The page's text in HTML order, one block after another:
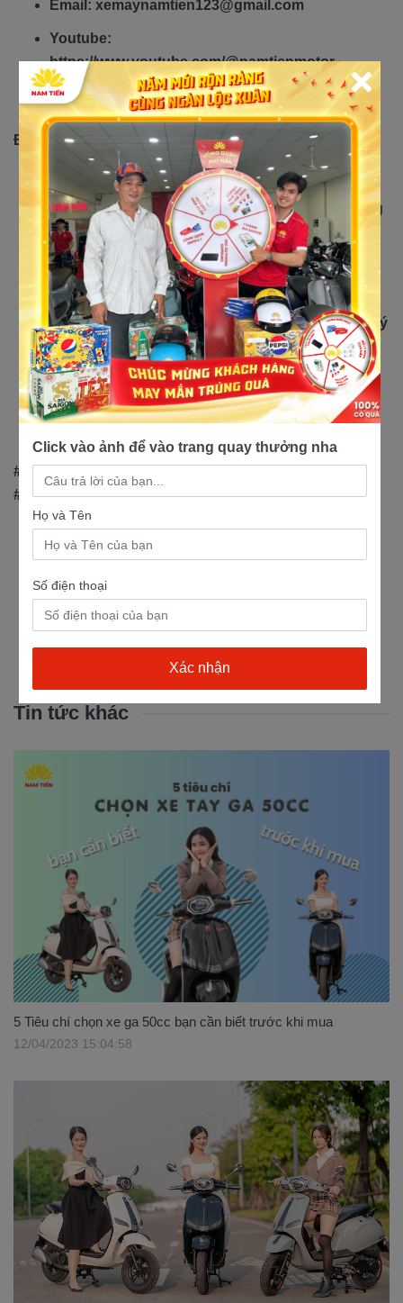
Email: xemaynamtien123@gmail.com
Youtube:
https://www.youtube.com/@namtienmotor
Tiktok: https://www.tiktok.com/@namtien.motor
Địa chỉ:
Nam Tiến 1: Số 338 Trần Hưng Đạo, KP. Đông B,
Phường Đông Hòa, Dĩ An, TP Dĩ An, Bình Dương
Nam Tiến 2: Số 21A Nguyễn Ảnh Thủ, KP2,
Phường Hiệp Thành, Quận 12, TP.HCM
Nam Tiến 4: Số 463B Nguyễn Thị Tú, Phường
Bình Hưng Hòa B, Quận Bình Tân, TP.HCM (Đại lý
Yamaha chính hãng ủy nhiệm của tập đoàn
Yamaha Motor Việt Nam)
Nam Tiến 5: Số 385 Tô Ký, Ấp Mới 1, Tân Xuân,
Hóc Môn, TP.HCM
#xemaynamtien #yamahatownnamtien #xemaytragop
#xemaychinhhang #xemaynhapkhau
Tin tức khác
5 Tiêu chí chọn xe ga 50cc bạn cần biết trước khi mua
12/04/2023 15:04:58
Click vào ảnh để vào trang quay thưởng nha
Họ và Tên
Số điện thoại